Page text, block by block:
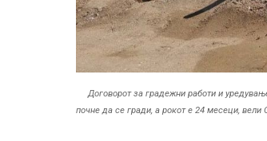
Договорот за градежни работи и
почне да се гради, а рокот е 24 месеци,